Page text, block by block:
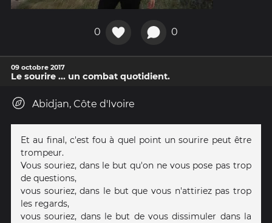
0 0
09 octobre 2017
Le sourire ... un combat quotidient.
Abidjan, Côte d'Ivoire
Et au final, c'est fou à quel point un sourire peut être
trompeur.
Vous souriez, dans le but qu'on ne vous pose pas trop
de questions,
vous souriez, dans le but que vous n'attiriez pas trop
les regards,
vous souriez, dans le but de vous dissimuler dans la